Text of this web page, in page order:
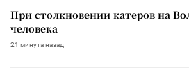
При столкновении катеров на
человека
21 минута назад